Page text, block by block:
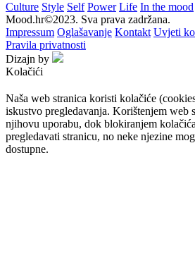
Culture Style Self Power Life In the mood
Mood.hr©2023. Sva prava zadržana.
Impressum Oglašavanje Kontakt Uvjeti
Pravila privatnosti
Dizajn by
Kolačići
Naša web stranica koristi kolačiće
iskustvo pregledavanja. Korištenjem web
njihovu uporabu, dok blokiranjem
pregledavati stranicu, no neke njezine
dostupne.